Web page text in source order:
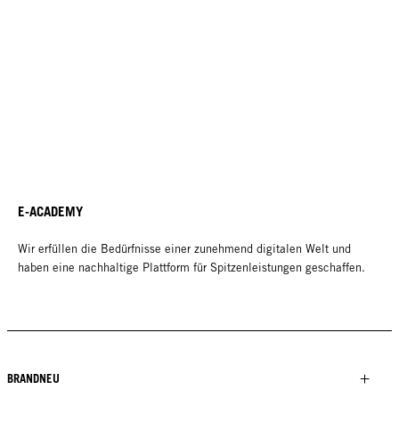
E-ACADEMY
Wir erfüllen die Bedürfnisse einer zunehmend digitalen Welt und
haben eine nachhaltige Plattform für Spitzenleistungen geschaffen.
BRANDNEU